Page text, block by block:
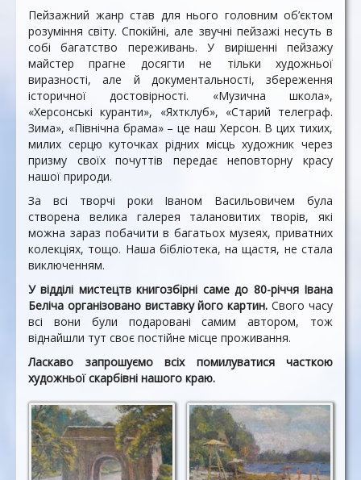
Пейзажний жанр став для нього головним об’єктом
розуміння світу. Спокійні, але звучні пейзажі несуть в
собі багатство переживань. У вирішенні пейзажу
майстер прагне досягти не тільки художньої
виразності, але й документальності, збереження
історичної достовірності. «Музична школа»,
«Херсонські куранти», «Яхтклуб», «Старий телеграф.
Зима», «Північна брама» – це наш Херсон. В цих тихих,
милих серцю куточках рідних місць художник через
призму своїх почуттів передає неповторну красу
нашої природи.
За всі творчі роки Іваном Васильовичем була
створена велика галерея талановитих творів, які
можна зараз побачити в багатьох музеях, приватних
колекціях, тощо. Наша бібліотека, на щастя, не стала
виключенням.
У відділі мистецтв книгозбірні саме до 80-річчя Івана
Беліча організовано виставку його картин. Свого часу
всі вони були подаровані самим автором, тож
віднайшли тут своє постійне місце проживання.
Ласкаво запрошуємо всіх помилуватися часткою
художньої скарбівні нашого краю.